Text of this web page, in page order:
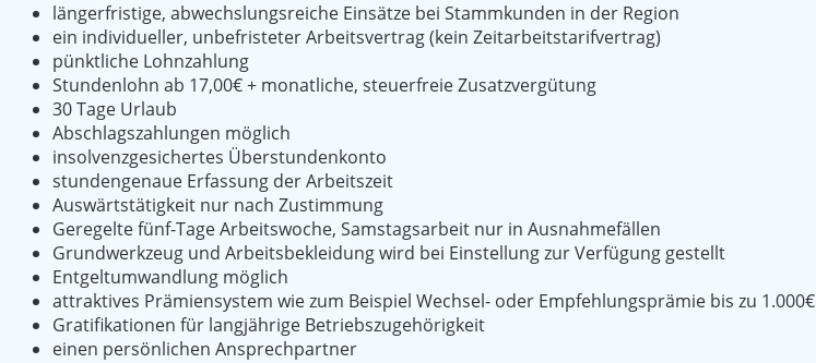
längerfristige, abwechslungsreiche Einsätze bei Stammkunden in der Region
ein individueller, unbefristeter Arbeitsvertrag (kein Zeitarbeitstarifvertrag)
pünktliche Lohnzahlung
Stundenlohn ab 17,00€ + monatliche, steuerfreie Zusatzvergütung
30 Tage Urlaub
Abschlagszahlungen möglich
insolvenzgesichertes Überstundenkonto
stundengenaue Erfassung der Arbeitszeit
Auswärtstätigkeit nur nach Zustimmung
Geregelte fünf-Tage Arbeitswoche, Samstagsarbeit nur in Ausnahmefällen
Grundwerkzeug und Arbeitsbekleidung wird bei Einstellung zur Verfügung gestellt
Entgeltumwandlung möglich
attraktives Prämiensystem wie zum Beispiel Wechsel- oder Empfehlungsprämie bis zu 1.000€
Gratifikationen für langjährige Betriebszugehörigkeit
einen persönlichen Ansprechpartner